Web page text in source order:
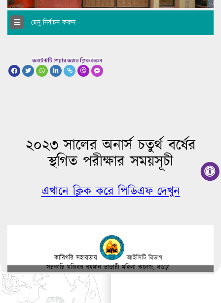
মেনু নির্বাচন করুন
কনটেন্টটি শেয়ার করতে ক্লিক করুন
২০২৩ সালের অনার্স চতুর্থ বর্ষের
স্থগিত পরীক্ষার সময়সূচী
এখানে ক্লিক করে পিডিএফ দেখুন
কারিগরি সহায়তায়
আইসিটি বিভাগ
সরকারি মজিবর রহমান ভান্ডারী মহিলা কলেজ, বগুড়া